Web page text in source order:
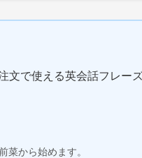
文で使える英会話フレー
菜から始めます。